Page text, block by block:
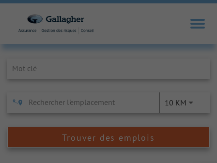
10 KM
Trouver des emplois